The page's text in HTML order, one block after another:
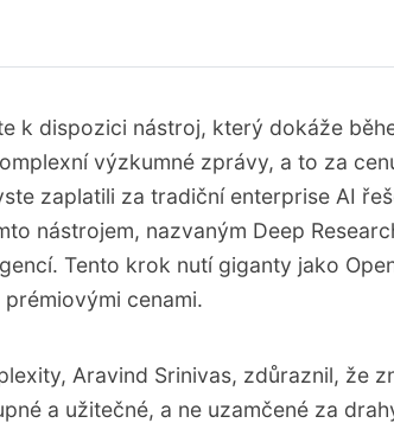
Deep Research, nástroj pro
dosahuje vysoké přesnosti a
v benchmark testech.
pokročilé AI schopnosti
profesionálům.
Perplexity nutí konkurenci
k dispozici nástroj, který dokáže
výzkumné zprávy, a to za
zaplatili za tradiční enterprise AI
nástrojem, nazvaným Deep
Tento krok nutí giganty jako
cenami.
Aravind Srinivas, zdůraznil, že
a užitečné, a ne uzamčené za